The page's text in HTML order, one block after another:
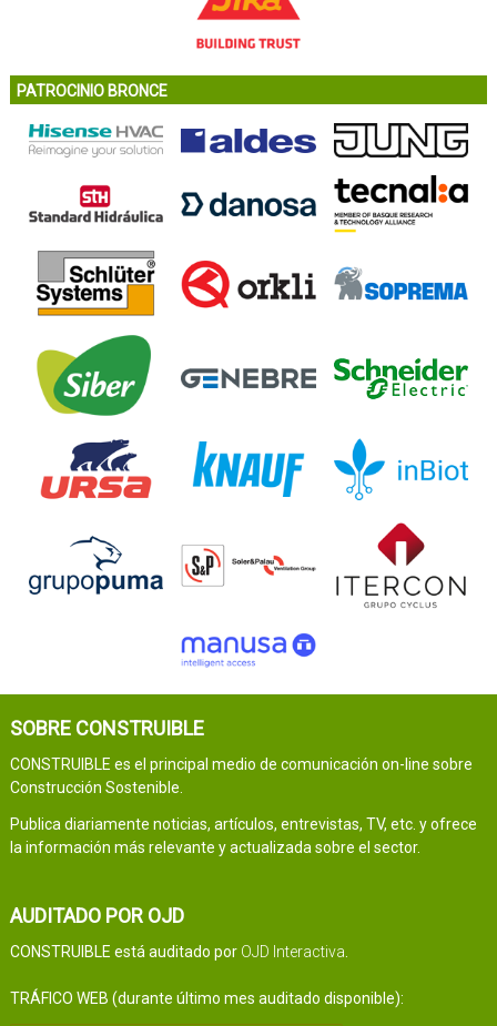
PATROCINIO BRONCE
SOBRE CONSTRUIBLE
CONSTRUIBLE es el principal medio de comunicación on-line sobre
Construcción Sostenible.
Publica diariamente noticias, artículos, entrevistas, TV, etc. y ofrece
la información más relevante y actualizada sobre el sector.
AUDITADO POR OJD
CONSTRUIBLE está auditado por OJD Interactiva
TRÁFICO WEB (durante último mes auditado disponible):